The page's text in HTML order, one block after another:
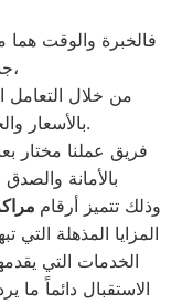
فالخبرة والوقت هما
جسور الثقة مع العميل،
من خلال التعامل
بالأسعار والحصول على خدمة عالية الجودة.
فريق عملنا مختار
بالأمانة والصدق
وذلك تتميز أرقام
المزايا المذهلة
الخدمات التي
الاستقبال دائماً ما